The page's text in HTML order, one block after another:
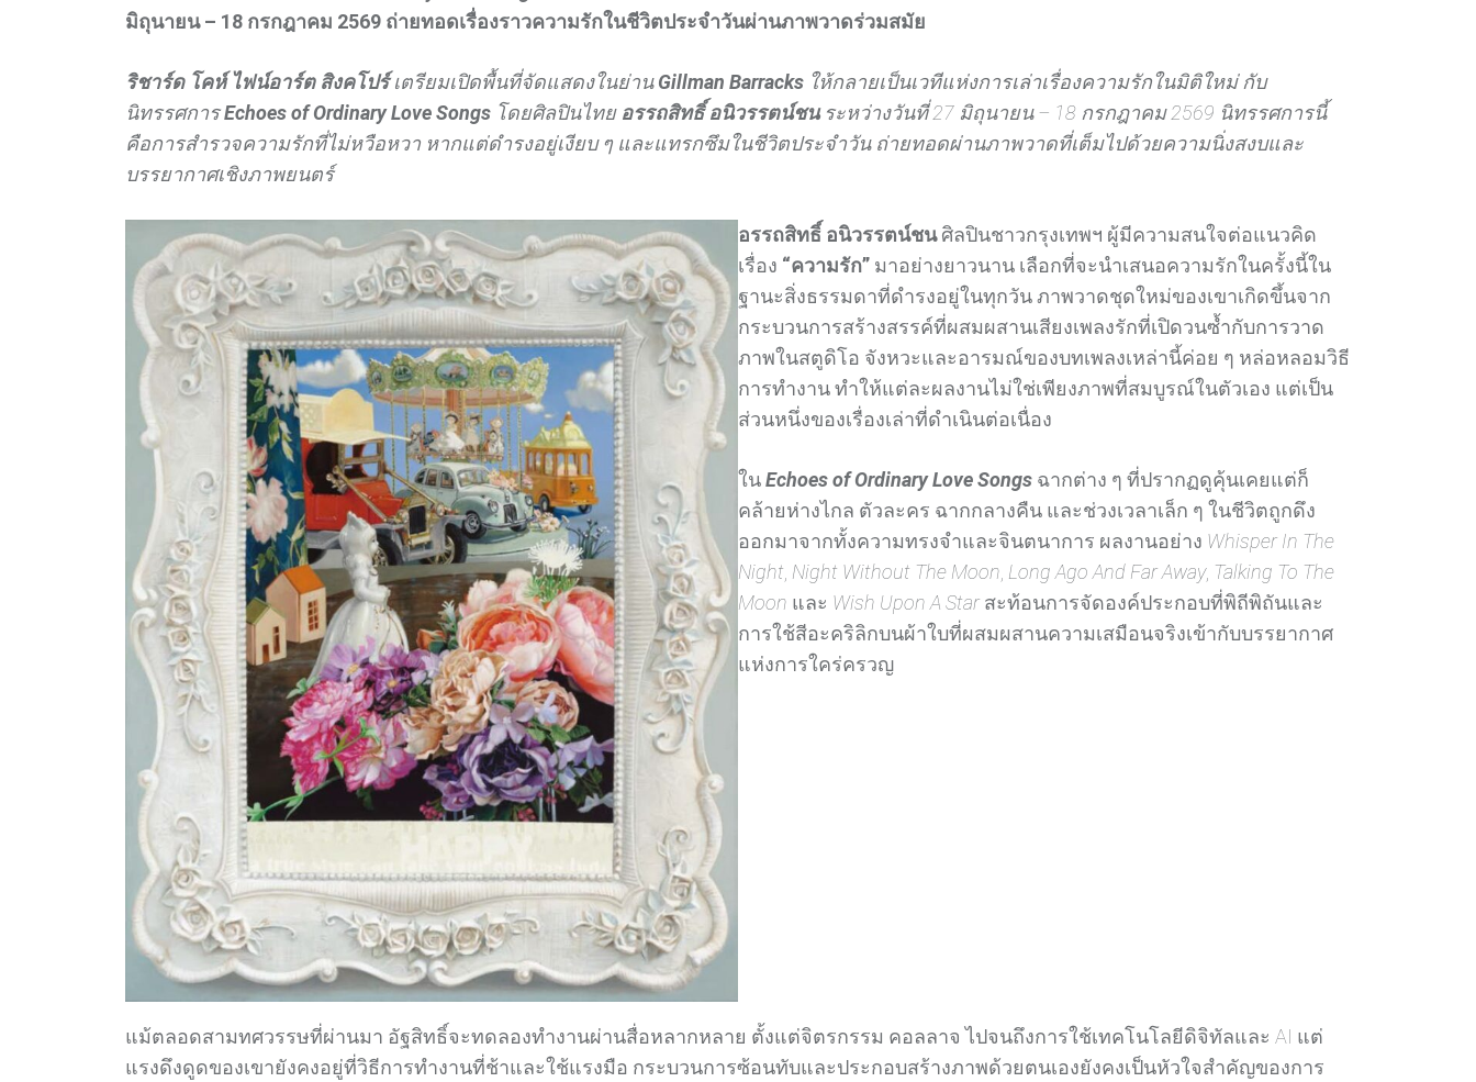
มิถุนายน – 18 กรกฎาคม 2569 ถ่ายทอดเรื่องราวความรักในชีวิตประจำวันผ่านภาพวาดร่วมสมัย
ริชาร์ด โคห์ ไฟน์อาร์ต สิงคโปร์เตรียมเปิดพื้นที่จัดแสดงในย่านGillman Barracks ให้กลายเป็นเวทีแห่งการเล่าเรื่องความรักในมิติใหม่ กับ
นิทรรศการEchoes of Ordinary Love Songs โดยศิลปินไทย อรรถสิทธิ์ อนิวรรตน์ชน ระหว่างวันที่ 27 มิถุนายน – 18 กรกฎาคม 2569 นิทรรศการนี้
คือการสำรวจความรักที่ไม่หวือหวา หากแต่ดำรงอยู่เงียบ ๆ และแทรกซึมในชีวิตประจำวัน ถ่ายทอดผ่านภาพวาดที่เต็มไปด้วยความนิ่งสงบและ
บรรยากาศเชิงภาพยนตร์
อรรถสิทธิ์ อนิวรรตน์ชนศิลปินชาวกรุงเทพฯ ผู้มีความสนใจต่อแนวคิด
เรื่อง “ความรัก” มาอย่างยาวนาน เลือกที่จะนำเสนอความรักในครั้งนี้ใน
ฐานะสิ่งธรรมดาที่ดำรงอยู่ในทุกวัน ภาพวาดชุดใหม่ของเขาเกิดขึ้นจาก
กระบวนการสร้างสรรค์ที่ผสมผสานเสียงเพลงรักที่เปิดวนซ้ำกับการวาด
ภาพในสตูดิโอ จังหวะและอารมณ์ของบทเพลงเหล่านี้ค่อย ๆ หล่อหลอมวิธี
การทำงาน ทำให้แต่ละผลงานไม่ใช่เพียงภาพที่สมบูรณ์ในตัวเอง แต่เป็น
ส่วนหนึ่งของเรื่องเล่าที่ดำเนินต่อเนื่อง
ในEchoes of Ordinary Love Songs ฉากต่าง ๆ ที่ปรากฏดูคุ้นเคยแต่ก็
คล้ายห่างไกล ตัวละคร ฉากกลางคืน และช่วงเวลาเล็ก ๆ ในชีวิตถูกดึง
ออกมาจากทั้งความทรงจำและจินตนาการ ผลงานอย่าง Whisper In The
Night Night Without The Moon Long Ago And Far Away, Talking To The
Moon และ Wish Upon A Star สะท้อนการจัดองค์ประกอบที่พิถีพิถันและ
การใช้สีอะคริลิกบนผ้าใบที่ผสมผสานความเสมือนจริงเข้ากับบรรยากาศ
แห่งการใคร่ครวญ
แม้ตลอดสามทศวรรษที่ผ่านมา อัฐสิทธิ์จะทดลองทำงานผ่านสื่อหลากหลาย ตั้งแต่จิตรกรรม คอลลาจ ไปจนถึงการใช้เทคโนโลยีดิจิทัลและ AI แต่
แรงดึงดูดของเขายังคงอยู่ที่วิธีการทำงานที่ช้าและใช้แรงมือ กระบวนการซ้อนทับและประกอบสร้างภาพด้วยตนเองยังคงเป็นหัวใจสำคัญของการ